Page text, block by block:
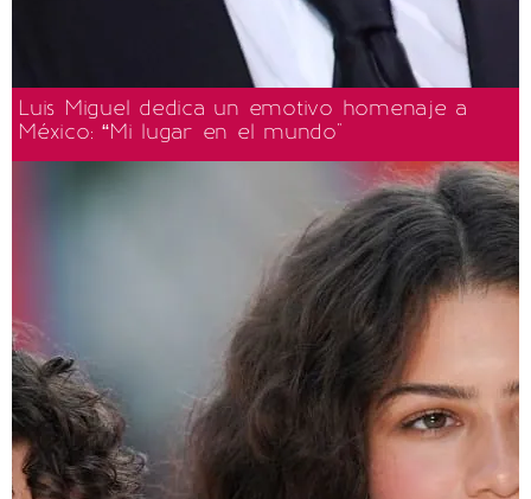
Luis Miguel dedica un emotivo homenaje a
México: “Mi lugar en el mundo"